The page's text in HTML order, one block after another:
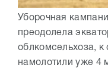
Уборочная
преодолела
облкомсельхоза,
намолотили уже 4